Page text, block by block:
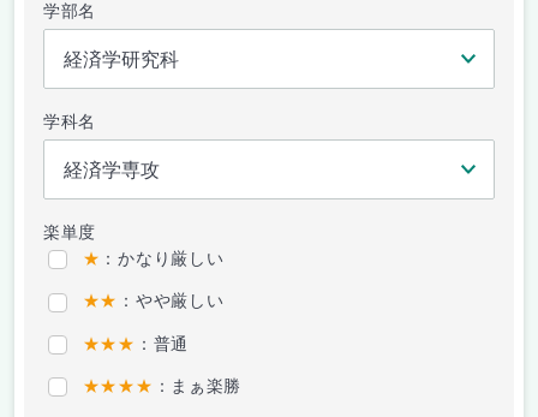
学部名
学科名
楽単度
★ ：かなり厳しい
★★ ：やや厳しい
★★★ ：普通
★★★★ ：まぁ楽勝